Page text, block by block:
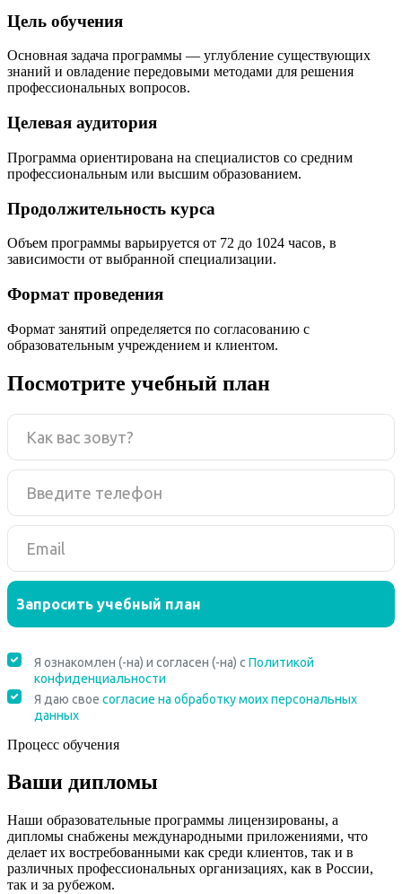
Цель обучения
Основная задача программы — углубление существующих
знаний и овладение передовыми методами для решения
профессиональных вопросов.
Целевая аудитория
Программа ориентирована на специалистов со средним
профессиональным или высшим образованием.
Продолжительность курса
Объем программы варьируется от 72 до 1024 часов, в
зависимости от выбранной специализации.
Формат проведения
Формат занятий определяется по согласованию с
образовательным учреждением и клиентом.
Посмотрите учебный план
Процесс обучения
Ваши дипломы
Наши образовательные программы лицензированы, а
дипломы снабжены международными приложениями, что
делает их востребованными как среди клиентов, так и в
различных профессиональных организациях, как в России,
так и за рубежом.